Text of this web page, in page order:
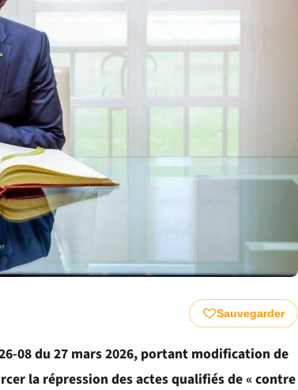
Sauvegarder
08 du 27 mars 2026, portant modification de
la répression des actes qualifiés de « contre